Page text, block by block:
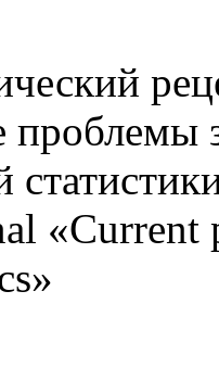
«Current